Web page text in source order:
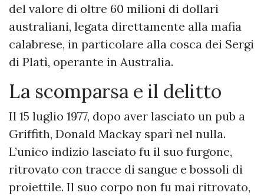
del valore di oltre 60 milioni di dollari
australiani, legata direttamente alla mafia
calabrese, in particolare alla cosca dei Sergi
di Platì, operante in Australia.
La scomparsa e il delitto
Il 15 luglio 1977, dopo aver lasciato un pub a
Griffith, Donald Mackay sparì nel nulla.
L’unico indizio lasciato fu il suo furgone,
ritrovato con tracce di sangue e bossoli di
proiettile. Il suo corpo non fu mai ritrovato,